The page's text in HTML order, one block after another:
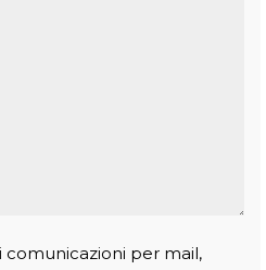
comunicazioni per mail,